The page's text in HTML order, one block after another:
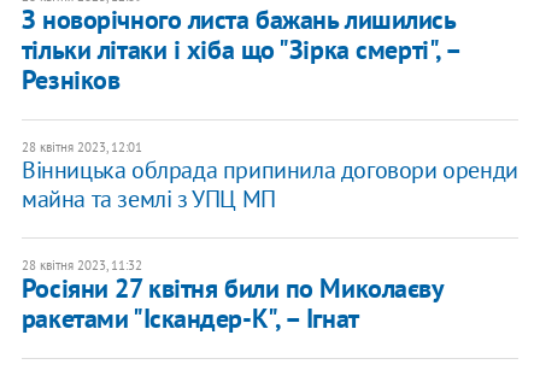
З новорічного листа бажань лишились
тільки літаки і хіба що "Зірка смерті", –
Резніков
28 квітня 2023, 12:01
Вінницька облрада припинила договори оренди
майна та землі з УПЦ МП
28 квітня 2023, 11:32
Росіяни 27 квітня били по Миколаєву
ракетами "Іскандер-К", – Ігнат